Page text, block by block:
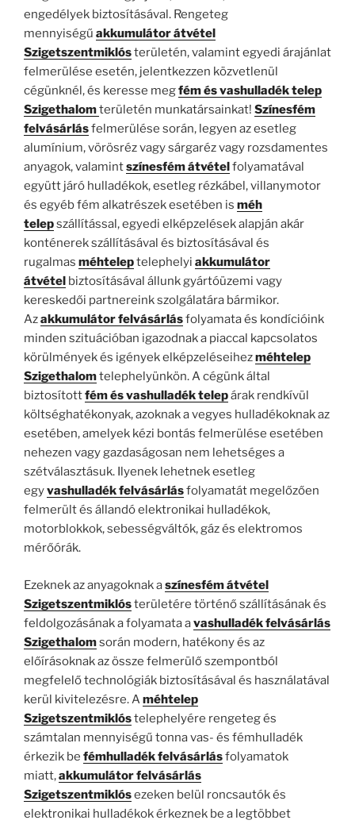
engedélyek biztosításával. Rengeteg
mennyiségű akkumulátor átvétel
Szigetszentmiklósterületén, valamint egyedi árajánlat
felmerülése esetén, jelentkezzen közvetlenül
cégünknél, és keresse megfém és vashulladék telep
Szigethalomterületén munkatársainkat! Színesfém
felvásárlásfelmerülése során, legyen az esetleg
alumínium, vörösréz vagy sárgaréz vagy rozsdamentes
anyagok, valamintszínesfém átvétel folyamatával
együtt járó hulladékok, esetleg rézkábel, villanymotor
és egyéb fém alkatrészek esetében is méh
telepszállítással, egyedi elképzelések alapján akár
konténerek szállításával és biztosításával és
rugalmas méhteleptelephelyi akkumulátor
átvétel biztosításával állunk gyártóüzemi vagy
kereskedői partnereink szolgálatára bármikor.
Azakkumulátor felvásárlásfolyamata és kondícióink
minden szituációban igazodnak a piaccal kapcsolatos
körülmények és igények elképzeléseihezméhtelep
Szigethalomtelephelyünkön. A cégünk által
biztosítottfém és vashulladéktelepárak rendkívül
költséghatékonyak, azoknak a vegyes hulladékoknak az
esetében, amelyek kézi bontás felmerülése esetében
nehezen vagy gazdaságosan nem lehetséges a
szétválasztásuk. Ilyenek lehetnek esetleg
egyvashulladék felvásárlásfolyamatát megelőzően
felmerült és állandó elektronikai hulladékok,
motorblokkok, sebességváltók, gáz és elektromos
mérőórák.
Ezeknek az anyagoknak aszínesfém átvétel
Szigetszentmiklósterületére történő szállításának és
feldolgozásának a folyamata avashulladék felvásárlás
Szigethalomsorán modern, hatékony és az
előírásoknak az össze felmerülő szempontból
megfelelő technológiák biztosításával és használatával
kerül kivitelezésre. Améhtelep
Szigetszentmiklóstelephelyére rengeteg és
számtalan mennyiségű tonna vas- és fémhulladék
érkezik be fémhulladék felvásárlásfolyamatok
miatt,akkumulátor felvásárlás
Szigetszentmiklósezeken belül roncsautók és
elektronikai hulladékok érkeznek be a legtöbbet